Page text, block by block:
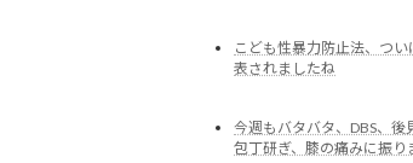
こども性暴力防止法、つ
表されましたね
今週もバタバタ、DBS、
包丁研ぎ、膝の痛みに振り